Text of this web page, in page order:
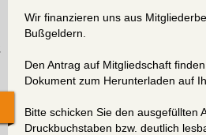
Wir finanzieren uns aus
Bußgeldern.
Den Antrag auf Mitgliedschaft
Dokument zum Herunterladen auf
Bitte schicken Sie den ausgefüllten
Druckbuchstaben bzw. deutlich